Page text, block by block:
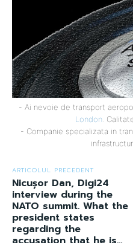
- Ai nevoie de transport
London .
- Companie specializata in
ARTICOLUL PRECEDENT
Nicușor Dan, Digi24
interview during the
NATO summit. What the
president states
regarding the